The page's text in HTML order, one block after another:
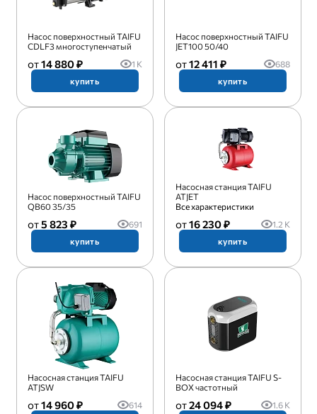
Насос поверхностный TAIFU
CDLF3 многоступенчатый
14 880 ₽
1 K
купить
Насос поверхностный TAIFU
JET100 50/40
12 411 ₽
688
купить
Насос поверхностный TAIFU
QB60 35/35
5 823 ₽
691
купить
Насосная станция TAIFU
ATJET
Все характеристики
16 230 ₽
1.2 K
купить
Насосная станция TAIFU
ATJSW
14 960 ₽
614
Насосная станция TAIFU S-
BOX частотный
24 094 ₽
1.6 K